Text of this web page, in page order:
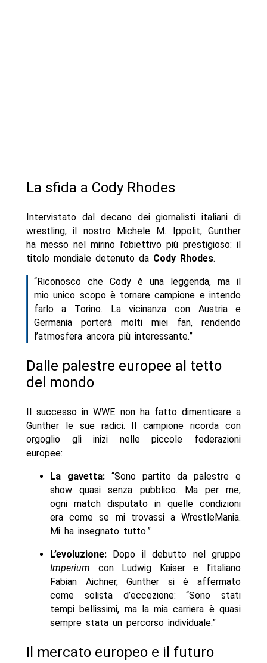
La sfida a Cody Rhodes
Intervistato dal decano dei giornalisti italiani di
wrestling, il nostro Michele M. Ippolit, Gunther
ha messo nel mirino l’obiettivo più prestigioso: il
titolo mondiale detenuto da Cody Rhodes.
“Riconosco che Cody è una leggenda, ma il
mio unico scopo è tornare campione e intendo
farlo a Torino. La vicinanza con Austria e
Germania porterà molti miei fan, rendendo
l’atmosfera ancora più interessante.”
Dalle palestre europee al tetto
del mondo
Il successo in WWE non ha fatto dimenticare a
Gunther le sue radici. Il campione ricorda con
orgoglio gli inizi nelle piccole federazioni
europee:
La gavetta:“Sono partito da palestre e
show quasi senza pubblico. Ma per me,
ogni match disputato in quelle condizioni
era come se mi trovassi a WrestleMania.
Mi ha insegnato tutto.”
L’evoluzione:Dopo il debutto nel gruppo
Imperium con Ludwig Kaiser e l’italiano
Fabian Aichner, Gunther si è affermato
come solista d’eccezione: “Sono stati
tempi bellissimi, ma la mia carriera è quasi
sempre stata un percorso individuale.”
Il mercato europeo e il futuro